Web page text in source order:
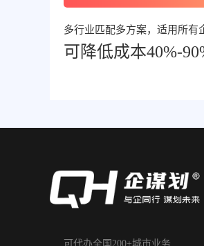
多行业匹配多方案，适用所有
可降低成本40%-
可代办全国200+城市业务